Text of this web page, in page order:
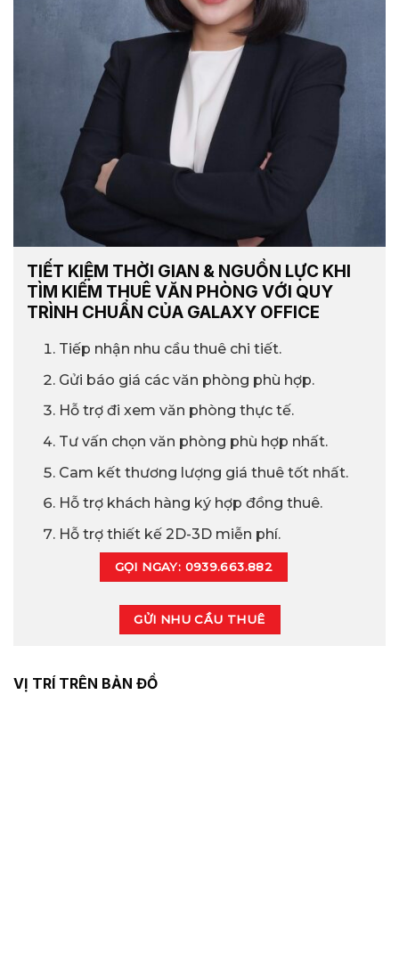
TIẾT KIỆM THỜI GIAN & NGUỒN LỰC KHI
TÌM KIẾM THUÊ VĂN PHÒNG VỚI QUY
TRÌNH CHUẨN CỦA GALAXY OFFICE
Tiếp nhận nhu cầu thuê chi tiết.
Gửi báo giá các văn phòng phù hợp.
Hỗ trợ đi xem văn phòng thực tế.
Tư vấn chọn văn phòng phù hợp nhất.
Cam kết thương lượng giá thuê tốt nhất.
Hỗ trợ khách hàng ký hợp đồng thuê.
Hỗ trợ thiết kế 2D-3D miễn phí.
GỌI NGAY: 0939.663.882
GỬI NHU CẦU THUÊ
VỊ TRÍ TRÊN BẢN ĐỒ